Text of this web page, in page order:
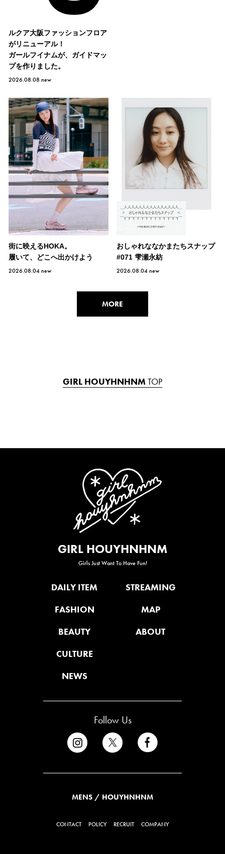
ルクア大阪ファッションフロア
がリニューアル！
ガールフイナムが、ガイドマッ
プを作りました。
2026.08.08new
街に映えるHOKA。
履いて、どこへ出かけよう
2026.08.04new
おしゃれななかまたちスナップ
#071 雫瀬永紡
2026.08.04new
MORE
GIRL HOUYHNHNMTOP
GIRL HOUYHNHNM
Girls Just Want To Have Fun!
DAILY ITEM
FASHION
BEAUTY
CULTURE
NEWS
STREAMING
MAP
ABOUT
Follow Us
MENS / HOUYHNHNM
CONTACT POLICY RECRUIT COMPANY